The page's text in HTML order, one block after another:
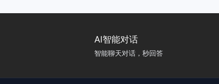
AI智能对话
智能聊天对话，秒回答